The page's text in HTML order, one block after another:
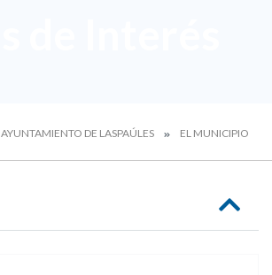
AYUNTAMIENTO DE LASPAÚLES EL MUNICIPIO